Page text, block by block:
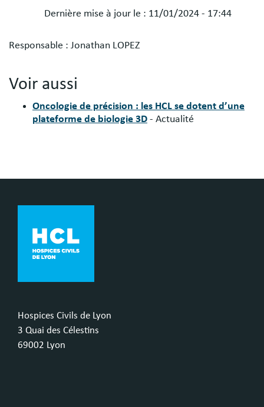
Dernière mise à jour le : 11/01/2024 - 17:44
Blocs
Responsable : Jonathan LOPEZ
Voir aussi
Oncologie de précision : les HCL se dotent d’une
plateforme de biologie 3D - Actualité
Hospices Civils de Lyon
3 Quai des Célestins
69002 Lyon